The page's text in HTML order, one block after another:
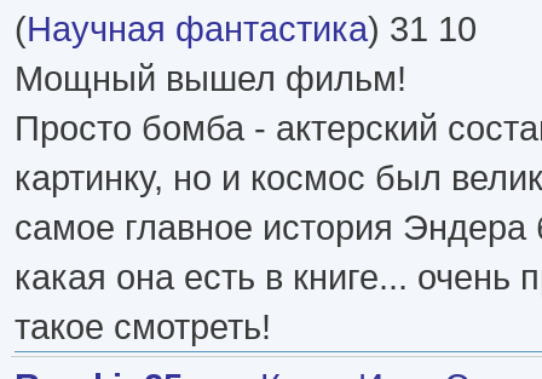
(Научная фантастика) 31 10
Мощный вышел фильм!
Просто бомба - актерский
картинку, но и космос был
самое главное история Эндера
какая она есть в книге... очень
такое смотреть!